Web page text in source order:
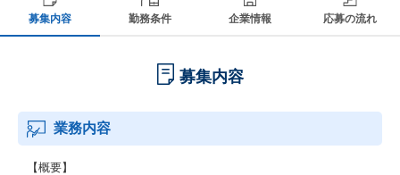
募集内容 勤務条件 企業情報 応募の流れ
募集内容
業務内容
【概要】